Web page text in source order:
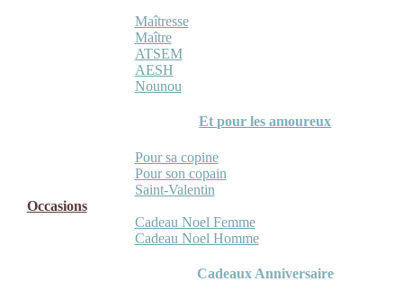
Maîtresse
Maître
ATSEM
AESH
Nounou
Et pour les amoureux
Pour sa copine
Pour son copain
Saint-Valentin
Occasions
Cadeau Noel Femme
Cadeau Noel Homme
Cadeaux Anniversaire